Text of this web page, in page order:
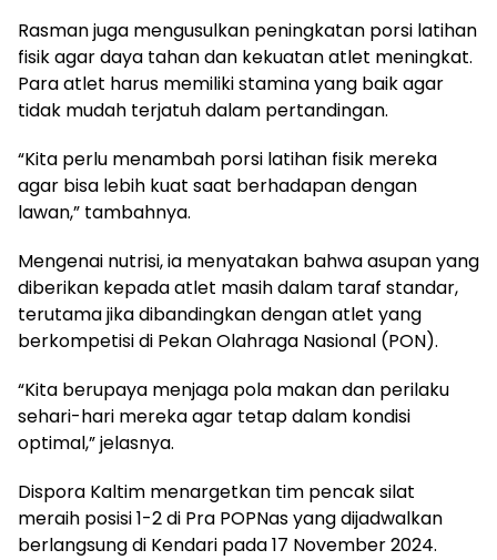
Rasman juga mengusulkan peningkatan porsi latihan
fisik agar daya tahan dan kekuatan atlet meningkat.
Para atlet harus memiliki stamina yang baik agar
tidak mudah terjatuh dalam pertandingan.
“Kita perlu menambah porsi latihan fisik mereka
agar bisa lebih kuat saat berhadapan dengan
lawan,” tambahnya.
Mengenai nutrisi, ia menyatakan bahwa asupan yang
diberikan kepada atlet masih dalam taraf standar,
terutama jika dibandingkan dengan atlet yang
berkompetisi di Pekan Olahraga Nasional (PON).
“Kita berupaya menjaga pola makan dan perilaku
sehari-hari mereka agar tetap dalam kondisi
optimal,” jelasnya.
Dispora Kaltim menargetkan tim pencak silat
meraih posisi 1-2 di Pra POPNas yang dijadwalkan
berlangsung di Kendari pada 17 November 2024.